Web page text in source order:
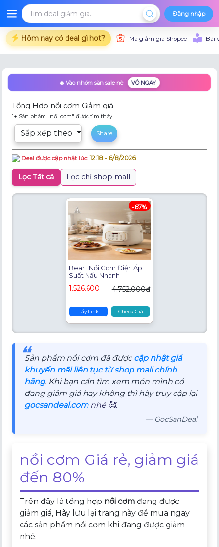
Đăng nhập
Hôm nay có deal gì hot? Mã giảm giá Shopee Bài
🔥 Vào nhóm săn sale nè VÔ NGAY
Tổng Hợp nồi cơm Giảm giá
1+ Sản phẩm "nồi cơm" được tìm thấy
Sắp xếp theo Share
Deal được cập nhật lúc:12:18 - 6/8/2026
Lọc Tất cả Lọc chỉ shop mall
Bear | Nồi Cơm Điện Áp
Suất Nấu Nhanh
1.526.600 4.752.000đ
Lấy Link Check Giá
-67%
❝
Sản phẩm nồi cơm đã được cập nhật giá
khuyến mãi liên tục từ shop mall chính
hãng. Khi bạn cần tìm xem món mình có
đang giảm giá hay không thì hãy truy cập lại
gocsandeal.comnhé 🥰.
— GocSanDeal
nồi cơm Giá rẻ, giảm giá
đến 80%
Trên đây là tổng hợp nồi cơm đang được
giảm giá, Hãy lưu lại trang này để mua ngay
các sản phẩm nồi cơm khi đang được giảm
nhé.